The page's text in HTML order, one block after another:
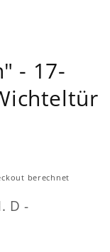
- 17-
berechnet
D -